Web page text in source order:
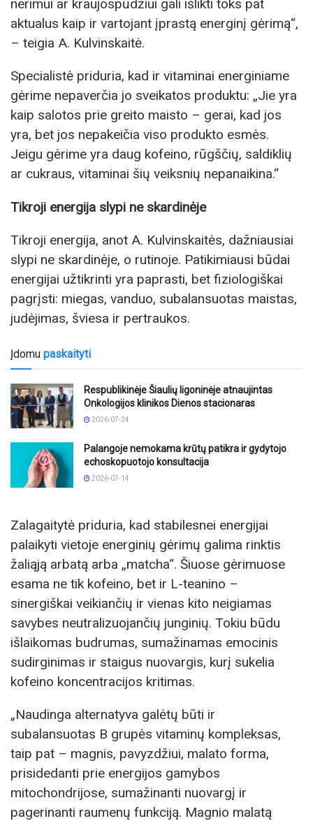
nerimui ar kraujospūdžiui gali išlikti toks pat
aktualus kaip ir vartojant įprastą energinį gėrimą“,
– teigia A. Kulvinskaitė.
Specialistė priduria, kad ir vitaminai energiniame
gėrime nepaverčia jo sveikatos produktu: „Jie yra
kaip salotos prie greito maisto – gerai, kad jos
yra, bet jos nepakeičia viso produkto esmės.
Jeigu gėrime yra daug kofeino, rūgščių, saldiklių
ar cukraus, vitaminai šių veiksnių nepanaikina.“
Tikroji energija slypi ne skardinėje
Tikroji energija, anot A. Kulvinskaitės, dažniausiai
slypi ne skardinėje, o rutinoje. Patikimiausi būdai
energijai užtikrinti yra paprasti, bet fiziologiškai
pagrįsti: miegas, vanduo, subalansuotas maistas,
judėjimas, šviesa ir pertraukos.
Įdomu paskaityti
Respublikinėje Šiaulių ligoninėje atnaujintas
Onkologijos klinikos Dienos stacionaras
2026-07-24
Palangoje nemokama krūtų patikra ir gydytojo
echoskopuotojo konsultacija
2026-07-14
Zalagaitytė priduria, kad stabilesnei energijai
palaikyti vietoje energinių gėrimų galima rinktis
žaliąją arbatą arba „matcha“. Šiuose gėrimuose
esama ne tik kofeino, bet ir L-teanino –
sinergiškai veikiančių ir vienas kito neigiamas
savybes neutralizuojančių junginių. Tokiu būdu
išlaikomas budrumas, sumažinamas emocinis
sudirginimas ir staigus nuovargis, kurį sukelia
kofeino koncentracijos kritimas.
„Naudinga alternatyva galėtų būti ir
subalansuotas B grupės vitaminų kompleksas,
taip pat – magnis, pavyzdžiui, malato forma,
prisidedanti prie energijos gamybos
mitochondrijose, sumažinanti nuovargį ir
pagerinanti raumenų funkciją. Magnio malatą